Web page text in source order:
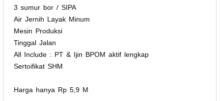
3 sumur bor / SIPA
Air Jernih Layak Minum
Mesin Produksi
Tinggal Jalan
All Include : PT & Ijin BPOM aktif lengkap
Sertoifikat SHM
Harga hanya Rp 5,9 M